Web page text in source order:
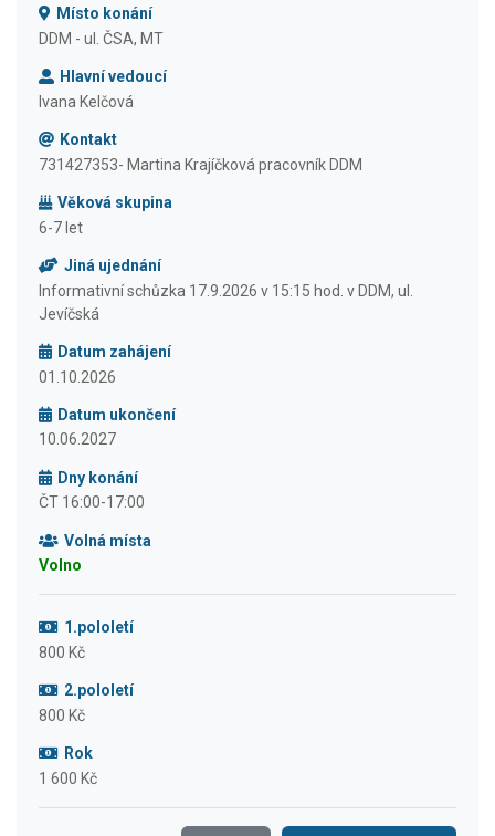
Místo konání
DDM - ul. ČSA, MT
Hlavní vedoucí
Ivana Kelčová
Kontakt
731427353- Martina Krajíčková pracovník DDM
Věková skupina
6-7 let
Jiná ujednání
Informativní schůzka 17.9.2026 v 15:15 hod. v DDM, ul.
Jevíčská
Datum zahájení
01.10.2026
Datum ukončení
10.06.2027
Dny konání
ČT 16:00-17:00
Volná místa
Volno
1.pololetí
800 Kč
2.pololetí
800 Kč
Rok
1 600 Kč